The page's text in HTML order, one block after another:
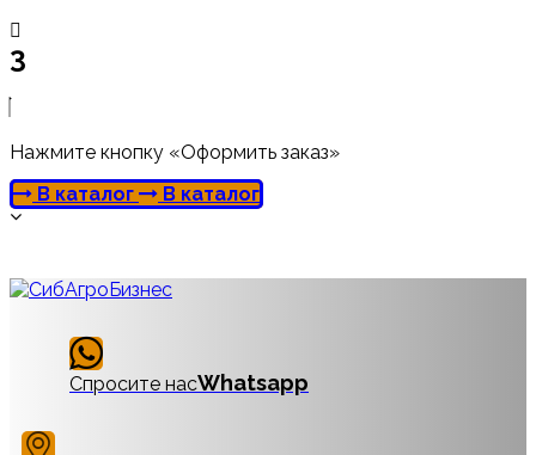
3
Нажмите кнопку «Оформить заказ»
В каталог
В каталог
Спросите насWhatsapp